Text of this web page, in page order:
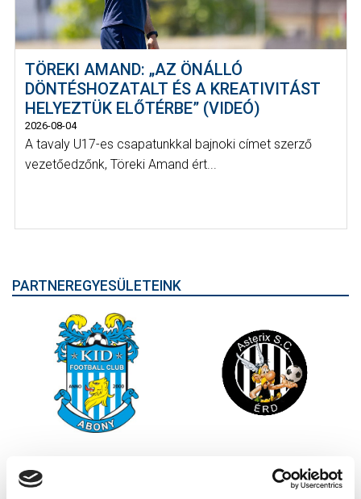
TÖREKI AMAND: „AZ ÖNÁLLÓ
DÖNTÉSHOZATALT ÉS A KREATIVITÁST
HELYEZTÜK ELŐTÉRBE” (VIDEÓ)
2026-08-04
A tavaly U17-es csapatunkkal bajnoki címet szerző
vezetőedzőnk, Töreki Amand ért...
PARTNEREGYESÜLETEINK